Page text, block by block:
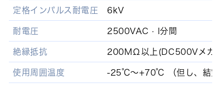
定格インパルス耐電圧 6kV
耐電圧 2500VAC · l分間
絶縁抵抗 200MΩ以上(DC500Vメガ
使用周囲温度 -25℃～+70℃ （但し、結露